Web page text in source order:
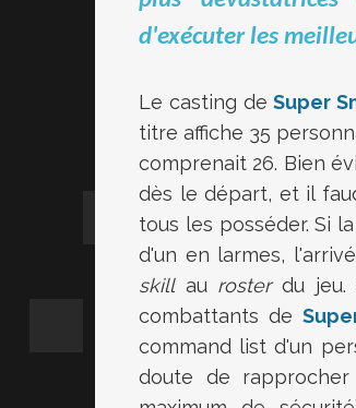
d'exécuter les
Le casting deSuper
titre affiche 35
comprenait 26. Bien
dès le départ, et il
tous les posséder. Si
d'un en larmes,
skillau rosterdu jeu.
combattants de
command list d'un
doute de